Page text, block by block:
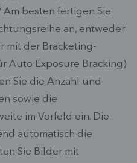
Am besten fertigen Sie
an, entweder
mit der Bracketing-
Auto Exposure Bracking)
Sie die Anzahl und
sowie die
im Vorfeld ein. Die
automatisch die
Sie Bilder mit